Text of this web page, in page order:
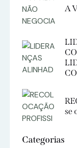
A
se
Categorias